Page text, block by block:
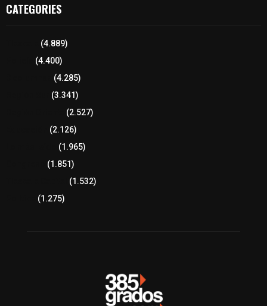
CATEGORIES
(4.889)
(4.400)
(4.285)
(3.341)
(2.527)
(2.126)
(1.965)
(1.851)
(1.532)
(1.275)